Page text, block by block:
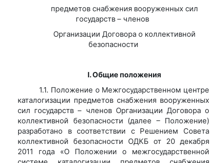
предметов снабжения вооруженных сил
государств – членов
Организации Договора о коллективной
безопасности
I. Общие положения
1.1. Положение о Межгосударственном центре
каталогизации предметов снабжения вооруженных
сил государств – членов Организации Договора о
коллективной безопасности (далее – Положение)
разработано в соответствии с Решением Совета
коллективной безопасности ОДКБ от 20 декабря
2011 года «О Положении о межгосударственной